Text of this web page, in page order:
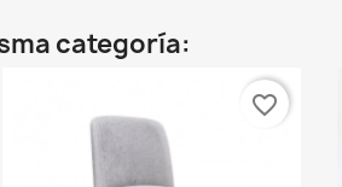
categoría:
favorite_border